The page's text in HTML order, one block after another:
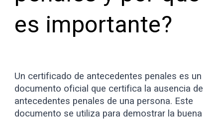
es importante?
Un certificado de antecedentes penales es un
documento oficial que certifica la ausencia de
antecedentes penales de una persona. Este
documento se utiliza para demostrar la buena